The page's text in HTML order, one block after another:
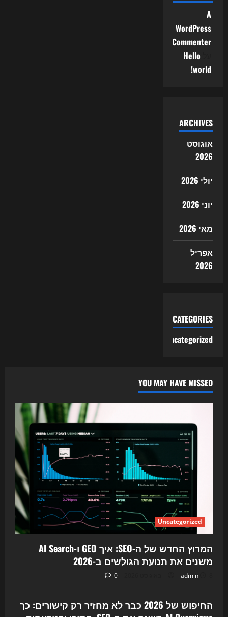
A
WordPress
Commenter
Hello
world!
ARCHIVES
אוגוסט
2026
יולי 2026
יוני 2026
מאי 2026
אפריל
2026
CATEGORIES
Uncategorized
YOU MAY HAVE MISSED
Uncategorized
המרוץ החדש של ה-SEO: איך GEO ו-AI Search
משנים את תנועת הגולשים ב-2026
admin
0 Uncategorized
החיפוש של 2026 כבר לא מחזיר רק קישורים: כך